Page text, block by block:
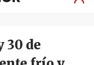
s
i
30 de